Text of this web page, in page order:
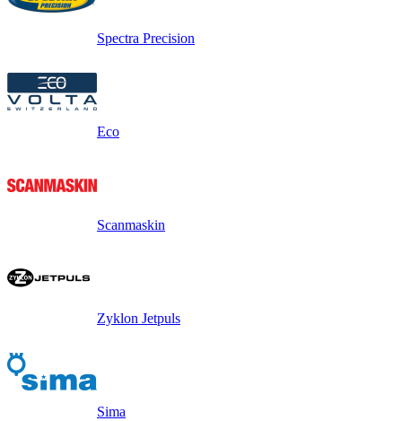
Spectra Precision
Eco
Scanmaskin
Zyklon Jetpuls
Sima